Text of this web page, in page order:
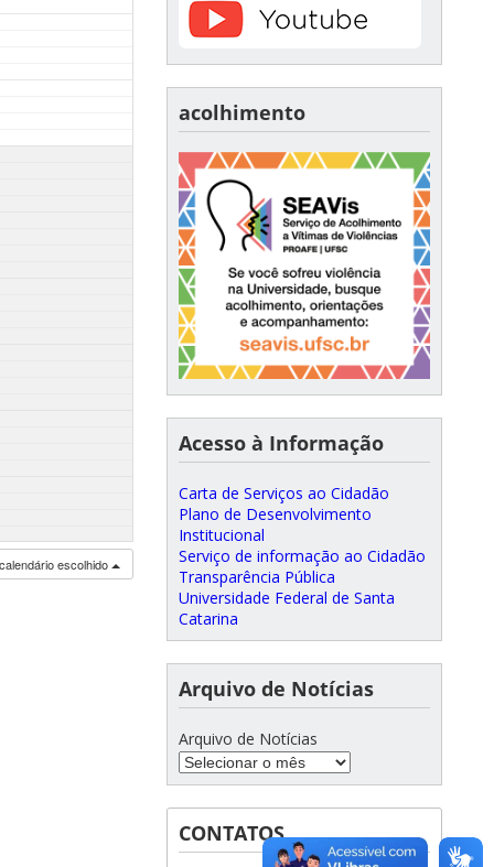
escolhido
acolhimento
Acesso à Informação
Carta de Serviços ao Cidadão
Plano de Desenvolvimento
Institucional
Serviço de informação ao Cidadão
Transparência Pública
Universidade Federal de Santa
Catarina
Arquivo de Notícias
Arquivo de Notícias
CONTATOS